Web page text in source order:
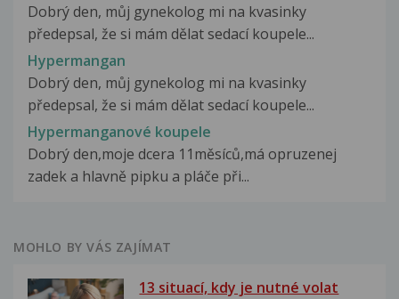
Dobrý den, můj gynekolog mi na kvasinky
předepsal, že si mám dělat sedací koupele...
Hypermangan
Dobrý den, můj gynekolog mi na kvasinky
předepsal, že si mám dělat sedací koupele...
Hypermanganové koupele
Dobrý den,moje dcera 11měsíců,má opruzenej
zadek a hlavně pipku a pláče při...
MOHLO BY VÁS ZAJÍMAT
13 situací, kdy je nutné volat